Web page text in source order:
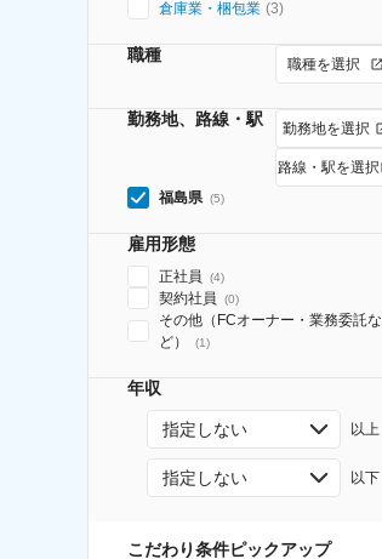
倉庫業・梱包業 (3)
職種 職種を選択
勤務地、路線・駅 勤務地を選択
路線・駅を選択
福島県 (5)
雇用形態
正社員 (4)
契約社員 (0)
その他（FCオーナー・業務委託な
ど）
(1)
年収
指定しない 以上
指定しない 以下
こだわり条件ピックアップ